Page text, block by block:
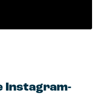
Instagram-